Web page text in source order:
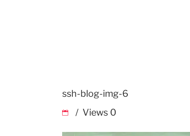
ssh-blog-img-6
Views 0